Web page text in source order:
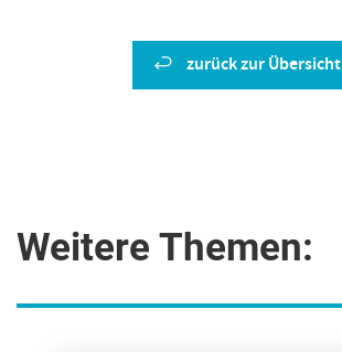
zurück zur Übersicht
Weitere Themen: